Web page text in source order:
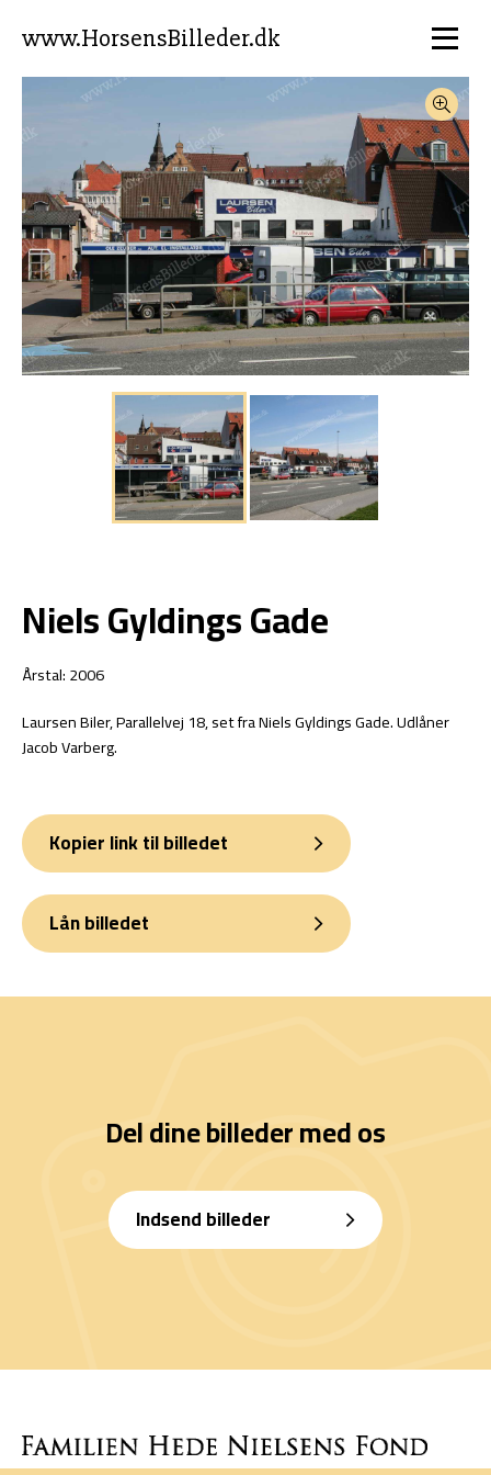
www.HorsensBilleder.dk
Niels Gyldings Gade
Årstal: 2006
Laursen Biler, Parallelvej 18, set fra Niels Gyldings Gade. Udlåner
Jacob Varberg.
Kopier link til billedet
Lån billedet
Del dine billeder med os
Indsend billeder